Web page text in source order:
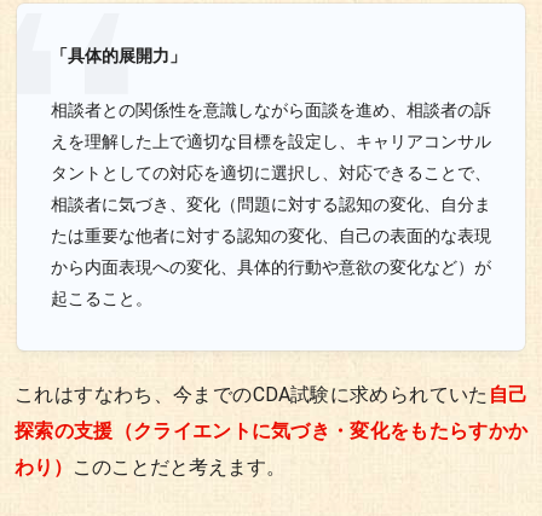
「具体的展開力」
相談者との関係性を意識しながら面談を進め、相談者の訴
えを理解した上で適切な目標を設定し、キャリアコンサル
タントとしての対応を適切に選択し、対応できることで、
相談者に気づき、変化（問題に対する認知の変化、自分ま
たは重要な他者に対する認知の変化、自己の表面的な表現
から内面表現への変化、具体的行動や意欲の変化など）が
起こること。
これはすなわち、今までのCDA試験に求められていた 自己
探索の支援（クライエントに気づき・変化をもたらすかか
わり） このことだと考えます。